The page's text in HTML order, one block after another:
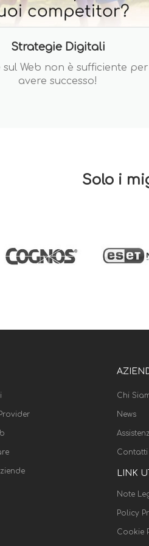
Strategie Digitali
sul Web non è sufficiente per
avere successo!
Solo i
Chi
News
Contatti
LINK
Note
Policy
Cookie